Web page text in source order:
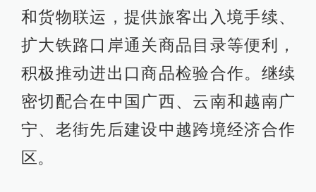
和货物联运，提供旅客出入境手续、
扩大铁路口岸通关商品目录等便利，
积极推动进出口商品检验合作。继续
密切配合在中国广西、云南和越南广
宁、老街先后建设中越跨境经济合作
区。